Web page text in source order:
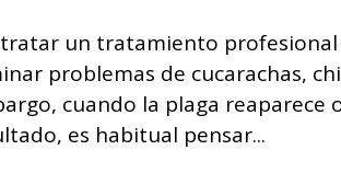
un tratamiento profesional
problemas de cucarachas,
cuando la plaga
es habitual pensar...